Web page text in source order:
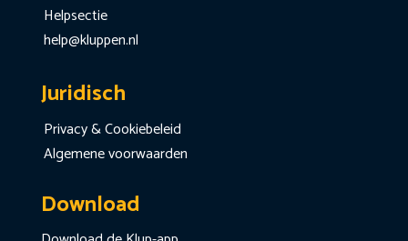
Helpsectie
help@kluppen.nl
Juridisch
Privacy & Cookiebeleid
Algemene voorwaarden
Download